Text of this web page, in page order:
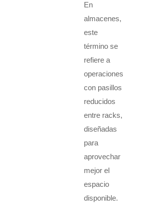
En
almacenes,
este
término se
refiere a
operaciones
con pasillos
reducidos
entre racks,
diseñadas
para
aprovechar
mejor el
espacio
disponible.